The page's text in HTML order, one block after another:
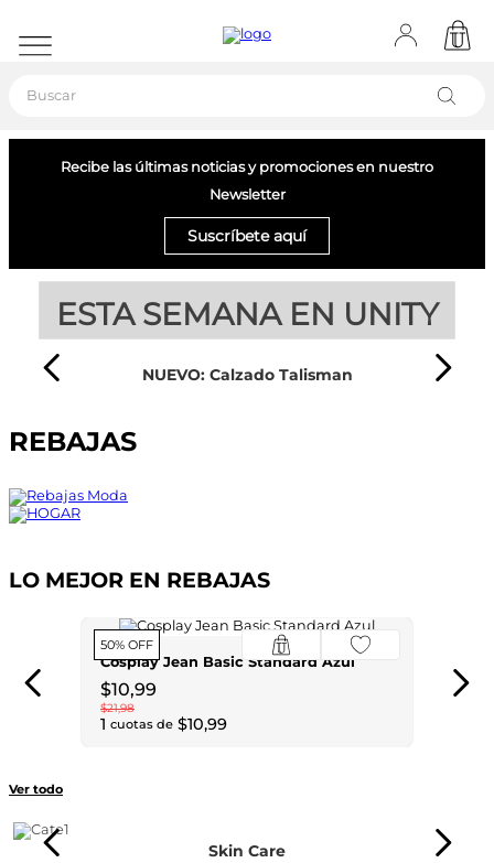
Recibe las últimas noticias y promociones en nuestro
Newsletter
Suscríbete aquí
ESTA SEMANA EN UNITY
NUEVO: Calzado Talisman
REBAJAS
LO MEJOR EN REBAJAS
50% OFF
Cosplay Jean Basic Standard Azul
$10,99
$21,98
1 cuotas de $10,99
Ver todo
Skin Care